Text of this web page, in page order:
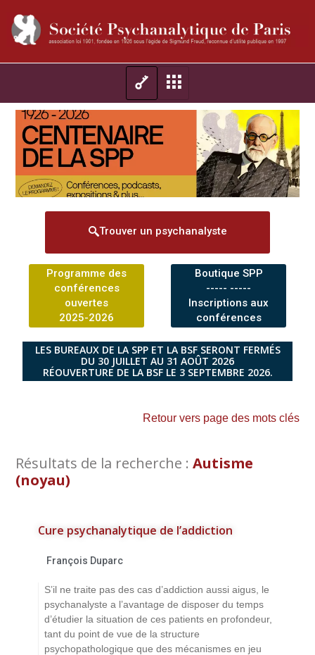
Trouver un psychanalyste
Programme des
conférences
ouvertes
2025-2026
Boutique SPP
----- -----
Inscriptions aux
conférences
LES BUREAUX DE LA SPP ET LA BSF SERONT FERMÉS
DU 30 JUILLET AU 31 AOÛT 2026
RÉOUVERTURE DE LA BSF LE 3 SEPTEMBRE 2026.
Retour vers page des mots clés
Résultats de la recherche : Autisme
(noyau)
Cure psychanalytique de l’addiction
François Duparc
S’il ne traite pas des cas d’addiction aussi aigus, le
psychanalyste a l’avantage de disposer du temps
d’étudier la situation de ces patients en profondeur,
tant du point de vue de la structure
psychopathologique que des mécanismes en jeu